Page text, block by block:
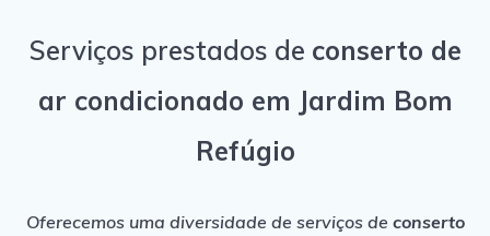
Serviços prestados de conserto de
ar condicionado em Jardim Bom
Refúgio
Oferecemos uma diversidade de serviços de conserto